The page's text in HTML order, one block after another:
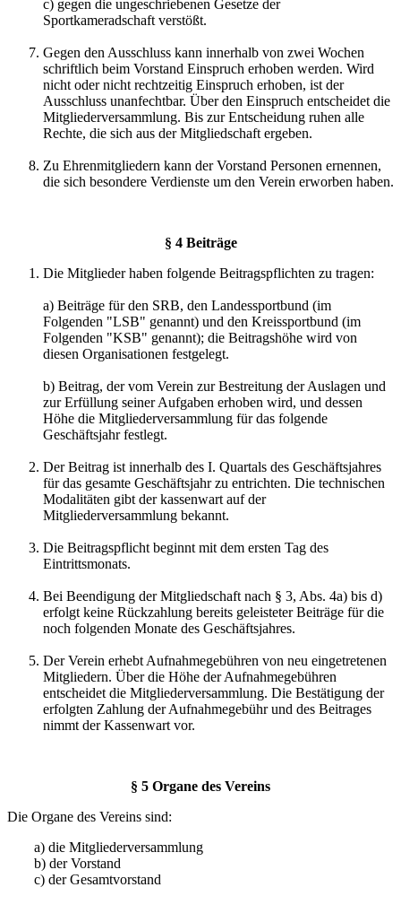
c) gegen die ungeschriebenen Gesetze der
Sportkameradschaft verstößt.
Gegen den Ausschluss kann innerhalb von zwei Wochen
schriftlich beim Vorstand Einspruch erhoben werden. Wird
nicht oder nicht rechtzeitig Einspruch erhoben, ist der
Ausschluss unanfechtbar. Über den Einspruch entscheidet die
Mitgliederversammlung. Bis zur Entscheidung ruhen alle
Rechte, die sich aus der Mitgliedschaft ergeben.
Zu Ehrenmitgliedern kann der Vorstand Personen ernennen,
die sich besondere Verdienste um den Verein erworben haben.
§ 4 Beiträge
Die Mitglieder haben folgende Beitragspflichten zu tragen:
a) Beiträge für den SRB, den Landessportbund (im
Folgenden "LSB" genannt) und den Kreissportbund (im
Folgenden "KSB" genannt); die Beitragshöhe wird von
diesen Organisationen festgelegt.
b) Beitrag, der vom Verein zur Bestreitung der Auslagen und
zur Erfüllung seiner Aufgaben erhoben wird, und dessen
Höhe die Mitgliederversammlung für das folgende
Geschäftsjahr festlegt.
Der Beitrag ist innerhalb des I. Quartals des Geschäftsjahres
für das gesamte Geschäftsjahr zu entrichten. Die technischen
Modalitäten gibt der kassenwart auf der
Mitgliederversammlung bekannt.
Die Beitragspflicht beginnt mit dem ersten Tag des
Eintrittsmonats.
Bei Beendigung der Mitgliedschaft nach § 3, Abs. 4a) bis d)
erfolgt keine Rückzahlung bereits geleisteter Beiträge für die
noch folgenden Monate des Geschäftsjahres.
Der Verein erhebt Aufnahmegebühren von neu eingetretenen
Mitgliedern. Über die Höhe der Aufnahmegebühren
entscheidet die Mitgliederversammlung. Die Bestätigung der
erfolgten Zahlung der Aufnahmegebühr und des Beitrages
nimmt der Kassenwart vor.
§ 5 Organe des Vereins
Die Organe des Vereins sind:
a) die Mitgliederversammlung
b) der Vorstand
c) der Gesamtvorstand